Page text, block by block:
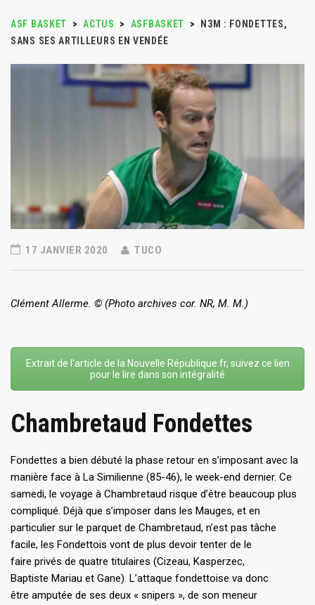
ASF BASKET > ACTUS > ASFBASKET >
N3M : FONDETTES,
SANS SES ARTILLEURS EN VENDÉE
17 JANVIER 2020 TUCO
Clément Allerme. © (Photo archives cor. NR, M. M.)
Extrait de l'article de la Nouvelle République.fr, suivez ce lien
pour le lire dans son intégralité
Chambretaud Fondettes
Fondettes a bien débuté la phase retour en s’imposant avec la
manière face à La Similienne (85-46), le week-end dernier. Ce
samedi, le voyage à Chambretaud risque d’être beaucoup plus
compliqué. Déjà que s’imposer dans les Mauges, et en
particulier sur le parquet de Chambretaud, n’est pas tâche
facile, les Fondettois vont de plus devoir tenter de le
faire privés de quatre titulaires (Cizeau, Kasperzec,
Baptiste Mariau et Gane). L’attaque fondettoise va donc
être amputée de ses deux « snipers », de son meneur